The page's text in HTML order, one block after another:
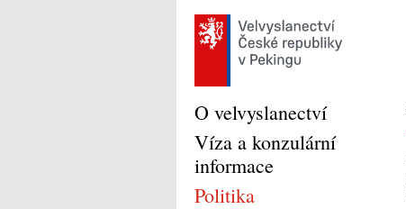
O velvyslanectví
Víza a konzulární
informace
Politika